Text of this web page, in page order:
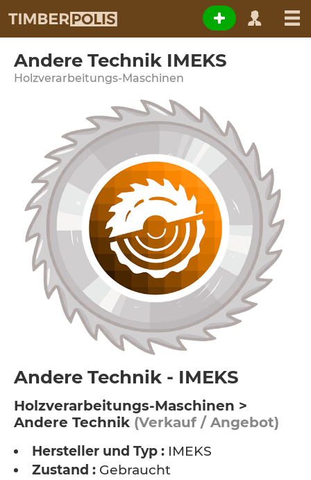
Andere Technik IMEKS
Holzverarbeitungs-Maschinen
Andere Technik - IMEKS
Holzverarbeitungs-Maschinen >
Andere Technik (Verkauf / Angebot)
Hersteller und Typ : IMEKS
Zustand : Gebraucht